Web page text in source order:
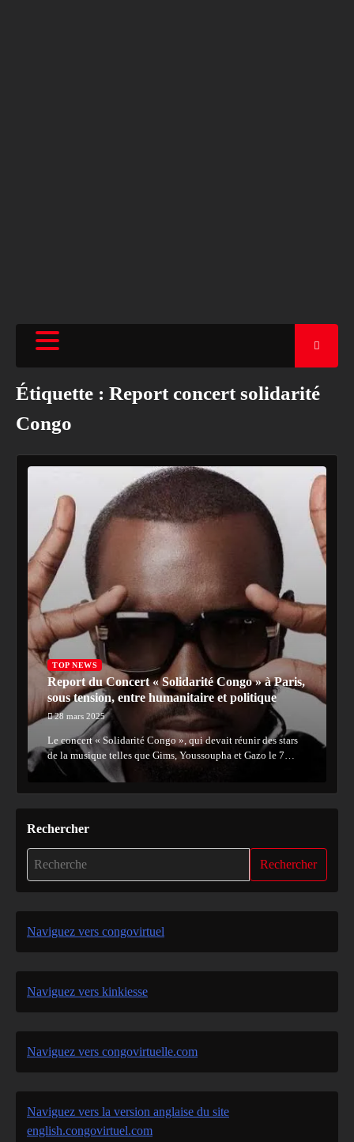
Étiquette : Report concert solidarité
Congo
TOP NEWS
Report du Concert « Solidarité Congo » à Paris,
sous tension, entre humanitaire et politique
28 mars 2025
Le concert « Solidarité Congo », qui devait réunir des stars
de la musique telles que Gims, Youssoupha et Gazo le 7…
Rechercher
Rechercher
Naviguez vers congovirtuel
Naviguez vers kinkiesse
Naviguez vers congovirtuelle.com
Naviguez vers la version anglaise du site
english.congovirtuel.com